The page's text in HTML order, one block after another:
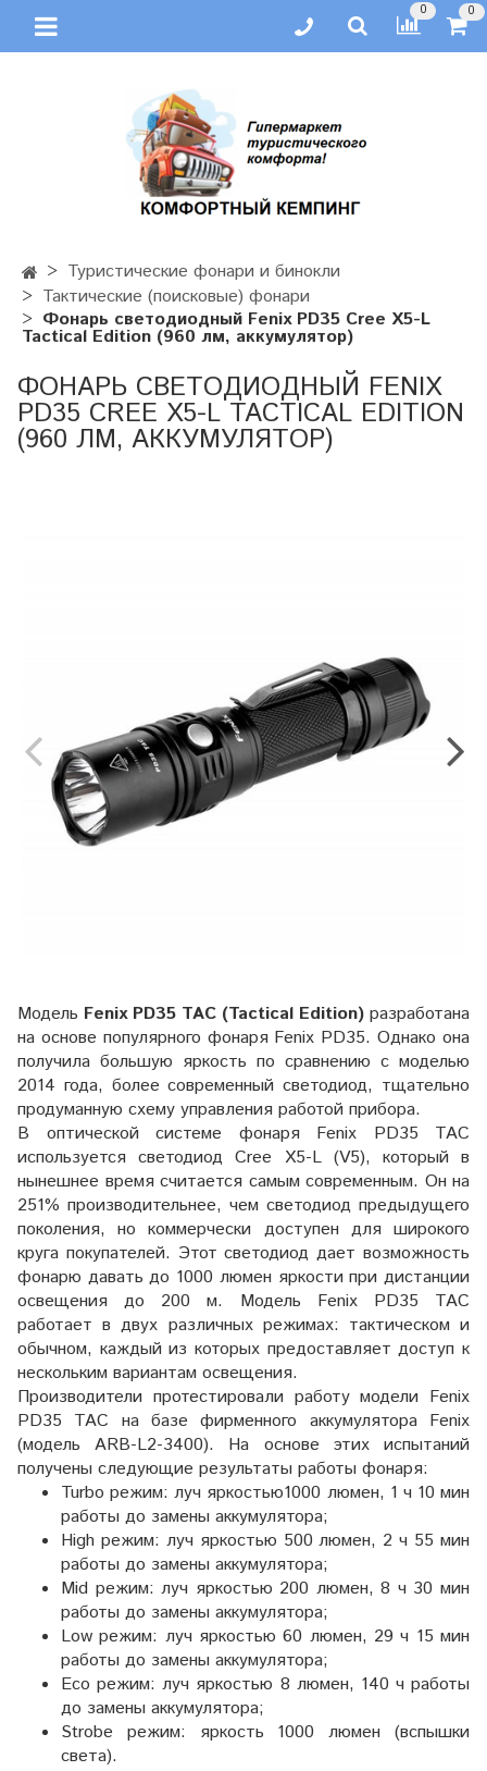
0 0
Туристические фонари и бинокли
Тактические (поисковые) фонари
Фонарь светодиодный Fenix PD35 Cree X5-L
Tactical Edition (960 лм, аккумулятор)
ФОНАРЬ СВЕТОДИОДНЫЙ FENIX
PD35 CREE X5-L TACTICAL EDITION
(960 ЛМ, АККУМУЛЯТОР)
Модель Fenix PD35 TAC (Tactical Edition) разработана
на основе популярного фонаря Fenix PD35. Однако она
получила большую яркость по сравнению с моделью
2014 года, более современный светодиод, тщательно
продуманную схему управления работой прибора.
В оптической системе фонаря Fenix PD35 TAC
используется светодиод Cree X5-L (V5), который в
нынешнее время считается самым современным. Он на
251% производительнее, чем светодиод предыдущего
поколения, но коммерчески доступен для широкого
круга покупателей. Этот светодиод дает возможность
фонарю давать до 1000 люмен яркости при дистанции
освещения до 200 м. Модель Fenix PD35 TAC
работает в двух различных режимах: тактическом и
обычном, каждый из которых предоставляет доступ к
нескольким вариантам освещения.
Производители протестировали работу модели Fenix
PD35 TAC на базе фирменного аккумулятора Fenix
(модель ARB-L2-3400). На основе этих испытаний
получены следующие результаты работы фонаря:
Turbo режим: луч яркостью1000 люмен, 1 ч 10 мин
работы до замены аккумулятора;
High режим: луч яркостью 500 люмен, 2 ч 55 мин
работы до замены аккумулятора;
Mid режим: луч яркостью 200 люмен, 8 ч 30 мин
работы до замены аккумулятора;
Low режим: луч яркостью 60 люмен, 29 ч 15 мин
работы до замены аккумулятора;
Eco режим: луч яркостью 8 люмен, 140 ч работы
до замены аккумулятора;
Strobe режим: яркость 1000 люмен (вспышки
света).